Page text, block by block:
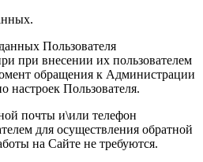
Пользователя
при внесении их пользователем
обращения к Администрации
настроек Пользователя.
почты и\или телефон
для осуществления обратной
на Сайте не требуются.